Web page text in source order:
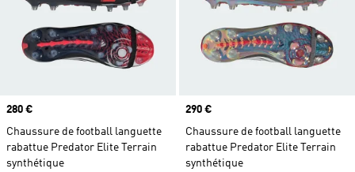
Prix
280 €
Chaussure de football languette
rabattue Predator Elite Terrain
synthétique
Prix
290 €
Chaussure de football languette
rabattue Predator Elite Terrain
synthétique